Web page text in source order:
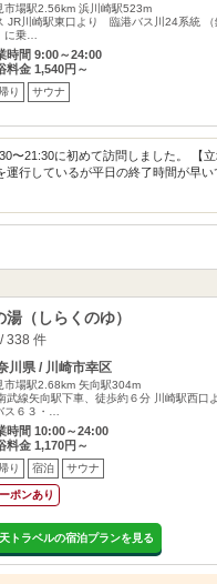
市場駅2.56km 浜川崎駅523m
JR川崎駅東口より 臨港バス川24系統 （
に乗…
時間 9:00～24:00
料金 1,540円～
り サウナ
〜21:30に初めて訪問しました。 【
運行しているが平日の終了時間が早い
（しらくのゆ）
338 件
川県 / 川崎市幸区
市場駅2.68km 矢向駅304m
武線矢向駅下車、徒歩約６分 川崎駅西口
ス６３・…
時間 10:00～24:00
料金 1,170円～
り 宿泊 サウナ
ポンあり
トラベルの宿泊プランを見る